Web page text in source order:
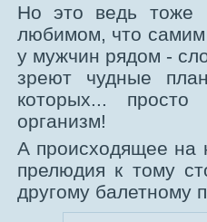
Но это ведь тоже
любимом, что
у мужчин рядом -
зреют чудные
которых...
организм!
А происходящее на
прелюдия к тому
другому балетному